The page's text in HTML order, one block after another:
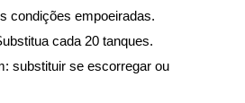
condições empoeiradas.
cada 20 tanques.
substituir se escorregar ou